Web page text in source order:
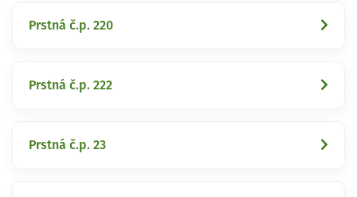
Prstná č.p. 220
Prstná č.p. 222
Prstná č.p. 23